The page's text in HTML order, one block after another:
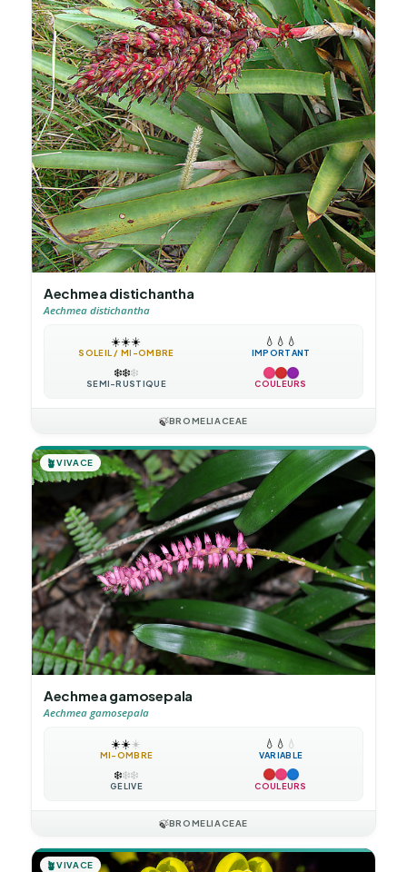
Aechmea distichantha
Aechmea distichantha
☀️☀️☀️
SOLEIL / MI-OMBRE
💧 💧 💧
IMPORTANT
❄️❄️❄️
SEMI-RUSTIQUE COULEURS
🍃BROMELIACEAE
🪴VIVACE
Aechmea gamosepala
Aechmea gamosepala
☀️☀️☀️
MI-OMBRE
💧 💧 💧
VARIABLE
❄️❄️❄️
GÉLIVE COULEURS
🍃BROMELIACEAE
🪴VIVACE